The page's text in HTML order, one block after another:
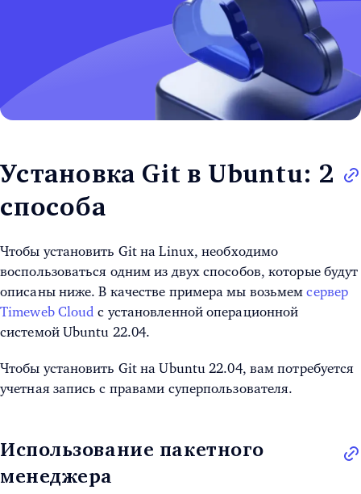
Установка Git в Ubuntu: 2
способа
Чтобы установить Git на Linux, необходимо
воспользоваться одним из двух способов, которые будут
описаны ниже. В качестве примера мы возьмемсервер
Timeweb Cloud с установленной операционной
системой Ubuntu 22.04.
Чтобы установить Git на Ubuntu 22.04, вам потребуется
учетная запись с правами суперпользователя.
Использование пакетного
менеджера